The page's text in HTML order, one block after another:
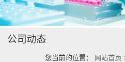
公司介绍
公司动态
公司动态
您当前的位置： 网站首页